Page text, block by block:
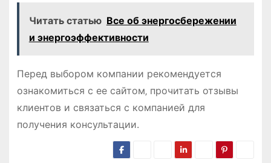
Читать статью Все об энергосбережении
и энергоэффективности
Перед выбором компании рекомендуется
ознакомиться с ее сайтом‚ прочитать отзывы
клиентов и связаться с компанией для
получения консультации.